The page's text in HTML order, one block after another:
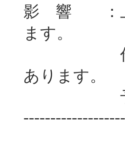
影 響 ：上
ます。
作業状況
あります。
予めご